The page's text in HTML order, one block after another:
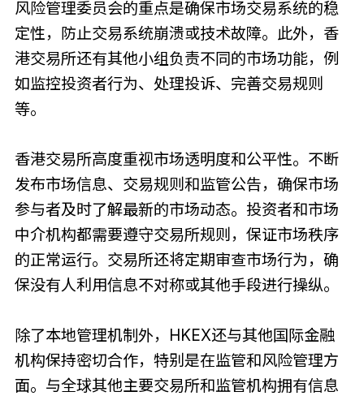
风险管理委员会的重点是确保市场交易系统的稳
定性，防止交易系统崩溃或技术故障。此外，香
港交易所还有其他小组负责不同的市场功能，例
如监控投资者行为、处理投诉、完善交易规则
等。
香港交易所高度重视市场透明度和公平性。不断
发布市场信息、交易规则和监管公告，确保市场
参与者及时了解最新的市场动态。投资者和市场
中介机构都需要遵守交易所规则，保证市场秩序
的正常运行。交易所还将定期审查市场行为，确
保没有人利用信息不对称或其他手段进行操纵。
除了本地管理机制外，HKEX还与其他国际金融
机构保持密切合作，特别是在监管和风险管理方
面。与全球其他主要交易所和监管机构拥有信息